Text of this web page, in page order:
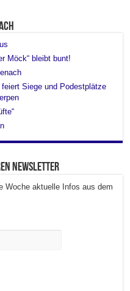
Möck“ bleibt bunt!
Siege und Podestplätze
Newsletter
Woche aktuelle Infos aus dem